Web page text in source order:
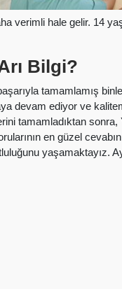
verimli hale gelir. 14
Bilgi?
tamamlamış
devam ediyor ve
tamamladıktan sonra,
en güzel
yaşamaktayız.